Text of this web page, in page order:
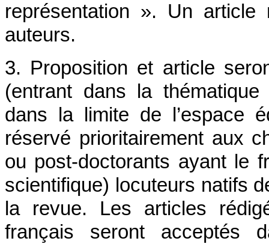
représentation ». Un
auteurs.
3. Proposition et article
(entrant dans la
dans la limite de l’espace
réservé prioritairement aux
ou post-doctorants ayant le
scientifique) locuteurs natifs
la revue. Les articles
français seront